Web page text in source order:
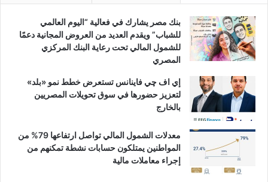
بنك مصر يشارك في فعالية “اليوم العالمي
للشباب” ويقدم العديد من العروض المجانية دعمًا
للشمول المالي تحت رعاية البنك المركزي
المصري
إي اف چي فاينانس تستعرض خطط نمو «بلد»
لتعزيز حضورها في سوق تحويلات المصريين
بالخارج
معدلات الشمول المالي تواصل ارتفاعها 79% من
المواطنين يمتلكون حسابات نشطة تمكنهم من
إجراء معاملات مالية